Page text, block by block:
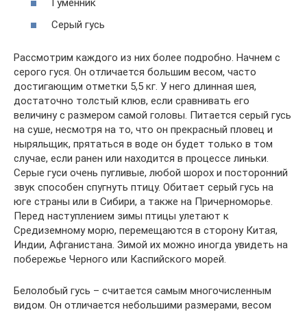
Гуменник
Серый гусь
Рассмотрим каждого из них более подробно. Начнем с
серого гуся. Он отличается большим весом, часто
достигающим отметки 5,5 кг. У него длинная шея,
достаточно толстый клюв, если сравнивать его
величину с размером самой головы. Питается серый гусь
на суше, несмотря на то, что он прекрасный пловец и
ныряльщик, прятаться в воде он будет только в том
случае, если ранен или находится в процессе линьки.
Серые гуси очень пугливые, любой шорох и посторонний
звук способен спугнуть птицу. Обитает серый гусь на
юге страны или в Сибири, а также на Причерноморье.
Перед наступлением зимы птицы улетают к
Средиземному морю, перемещаются в сторону Китая,
Индии, Афганистана. Зимой их можно иногда увидеть на
побережье Черного или Каспийского морей.
Белолобый гусь – считается самым многочисленным
видом. Он отличается небольшими размерами, весом